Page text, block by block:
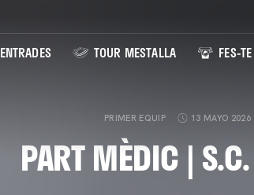
ENTRADES TOUR MESTALLA FES-
PRIMER EQUIP 13 MAYO 2026
PART MÈDIC |